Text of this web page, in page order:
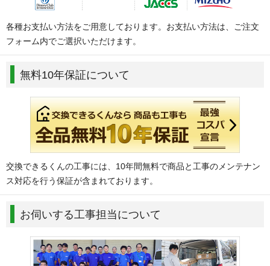
各種お支払い方法をご用意しております。お支払い方法は、ご注文
フォーム内でご選択いただけます。
無料10年保証について
交換できるくんの工事には、10年間無料で商品と工事のメンテナン
ス対応を行う保証が含まれております。
お伺いする工事担当について